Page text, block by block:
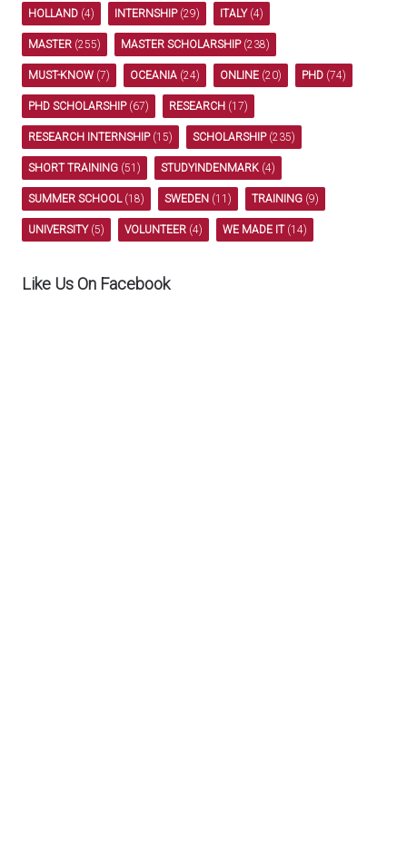
HOLLAND (4) INTERNSHIP(29) ITALY(4)
MASTER (255) MASTER SCHOLARSHIP(238)
MUST-KNOW (7) OCEANIA (24) ONLINE (20) PHD (74)
PHD SCHOLARSHIP(67) RESEARCH (17)
RESEARCH INTERNSHIP(15) SCHOLARSHIP(235)
SHORT TRAINING (51) STUDYINDENMARK (4)
SUMMER SCHOOL(18) SWEDEN (11) TRAINING (9)
UNIVERSITY(5) VOLUNTEER (4) WE MADE IT(14)
Like Us On Facebook